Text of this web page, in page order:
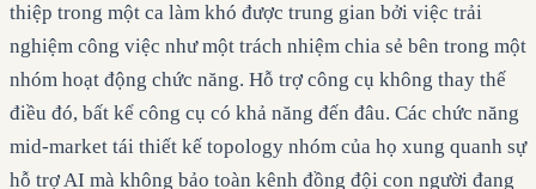
thiệp trong một ca làm khó được trung gian bởi việc trải
nghiệm công việc như một trách nhiệm chia sẻ bên trong một
nhóm hoạt động chức năng. Hỗ trợ công cụ không thay thế
điều đó, bất kể công cụ có khả năng đến đâu. Các chức năng
mid-market tái thiết kế topology nhóm của họ xung quanh sự
hỗ trợ AI mà không bảo toàn kênh đồng đội con người đang